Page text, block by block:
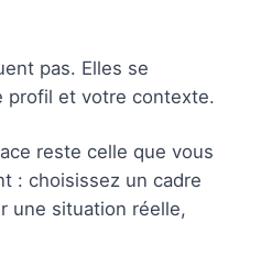
pas. Elles se
profil et votre contexte.
reste celle que vous
: choisissez un cadre
une situation réelle,